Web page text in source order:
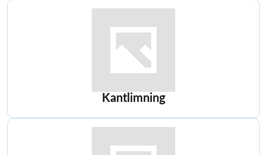
Kantlimning